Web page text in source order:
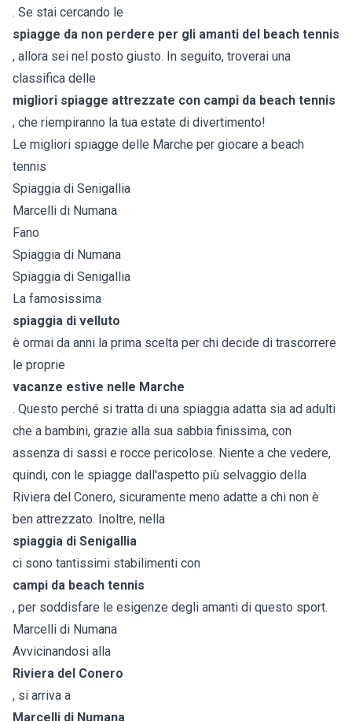
. Se stai cercando le
spiagge da non perdere per gli amanti del beach tennis
, allora sei nel posto giusto. In seguito, troverai una
classifica delle
migliori spiagge attrezzate con campi da beach tennis
, che riempiranno la tua estate di divertimento!
Le migliori spiagge delle Marche per giocare a beach
tennis
Spiaggia di Senigallia
Marcelli di Numana
Fano
Spiaggia di Numana
Spiaggia di Senigallia
La famosissima
spiaggia di velluto
è ormai da anni la prima scelta per chi decide di trascorrere
le proprie
vacanze estive nelle Marche
. Questo perché si tratta di una spiaggia adatta sia ad adulti
che a bambini, grazie alla sua sabbia finissima, con
assenza di sassi e rocce pericolose. Niente a che vedere,
quindi, con le spiagge dall'aspetto più selvaggio della
Riviera del Conero, sicuramente meno adatte a chi non è
ben attrezzato. Inoltre, nella
spiaggia di Senigallia
ci sono tantissimi stabilimenti con
campi da beach tennis
, per soddisfare le esigenze degli amanti di questo sport.
Marcelli di Numana
Avvicinandosi alla
Riviera del Conero
, si arriva a
Marcelli di Numana